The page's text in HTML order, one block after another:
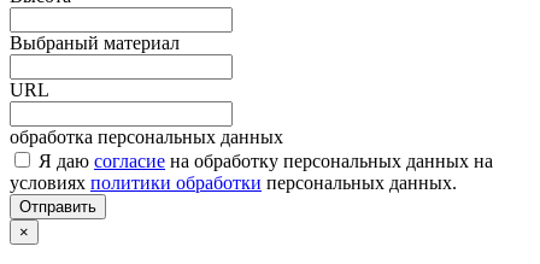
Выбраный материал
URL
обработка персональных данных
Я даю согласие на обработку персональных данных на
условиях политики обработки персональных данных.
Отправить
×